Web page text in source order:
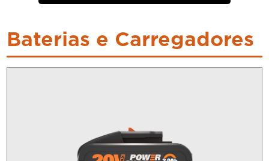
Baterias e Carregadores